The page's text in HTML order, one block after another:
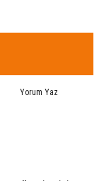
Yorum Yaz